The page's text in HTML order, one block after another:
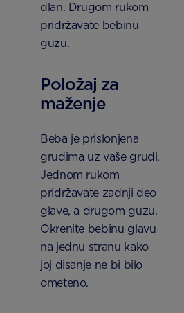
dlan. Drugom rukom
pridržavate bebinu
guzu.
Položaj za
maženje
Beba je prislonjena
grudima uz vaše grudi.
Jednom rukom
pridržavate zadnji deo
glave, a drugom guzu.
Okrenite bebinu glavu
na jednu stranu kako
joj disanje ne bi bilo
ometeno.